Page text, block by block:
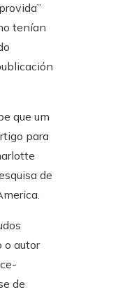
tenían
que um
para
de
o autor
de